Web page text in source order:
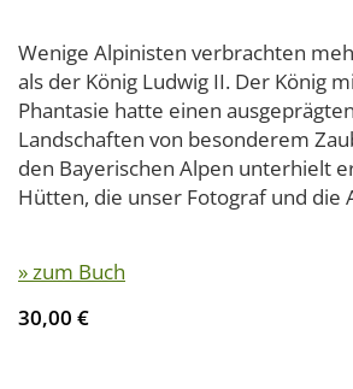
Wenige Alpinisten verbrachten
als der König Ludwig II. Der König
Phantasie hatte einen
Landschaften von besonderem
den Bayerischen Alpen unterhielt
Hütten, die unser Fotograf und die
» zum Buch
30,00 €